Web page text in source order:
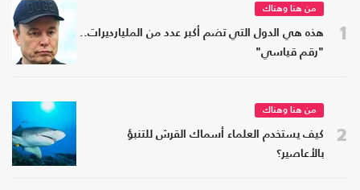
1
من هنا وهناك
هذه هي الدول التي تضم أكبر عدد من المليارديرات..
"رقم قياسي"
2
من هنا وهناك
كيف يستخدم العلماء أسماك القرش للتنبؤ
بالأعاصير؟